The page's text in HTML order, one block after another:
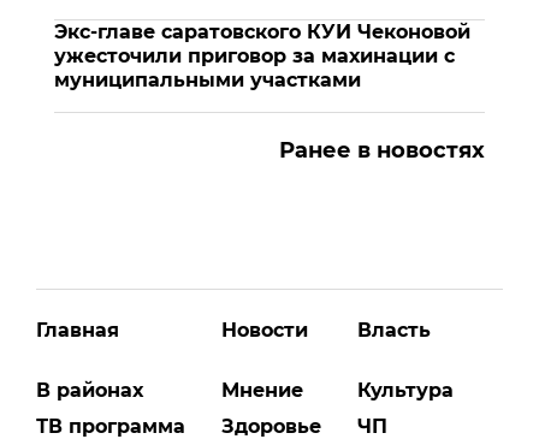
Экс-главе саратовского КУИ Чеконовой
ужесточили приговор за махинации с
муниципальными участками
Ранее в новостях
Главная
В районах
ТВ программа
Новости
Мнение
Здоровье
Власть
Культура
ЧП